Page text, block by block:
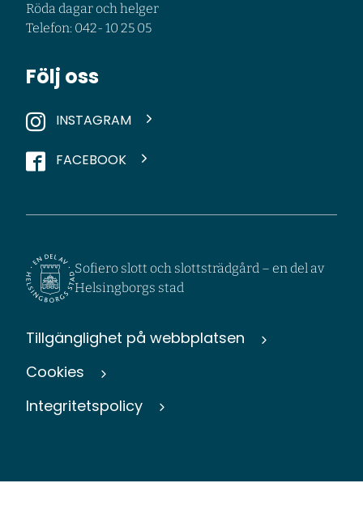
Röda dagar och helger
Telefon: 042- 10 25 05
Följ oss
INSTAGRAM
FACEBOOK
Sofiero slott och slottsträdgård – en del av
Helsingborgs stad
Tillgänglighet på webbplatsen
Cookies
Integritetspolicy